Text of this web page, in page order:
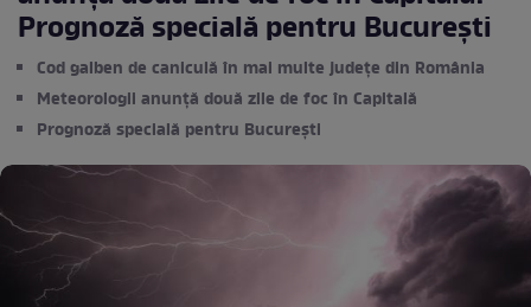
Prognoză specială pentru București
Cod galben de caniculă în mai multe județe din România
Meteorologii anunță două zile de foc în Capitală
Prognoză specială pentru București